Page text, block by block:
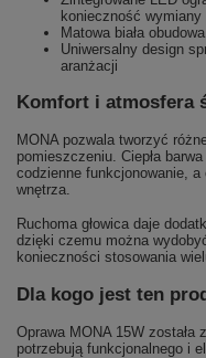
konieczność wymiany
Matowa biała
Uniwersalny design
aranżacji
Komfort i atmosfera
MONA pozwala tworzyć
pomieszczeniu. Ciepła
codzienne funkcjonowanie, a
wnętrza.
Ruchoma głowica daje
dzięki czemu można
konieczności stosowania
Dla kogo jest ten
Oprawa MONA 15W
potrzebują funkcjonalnego i